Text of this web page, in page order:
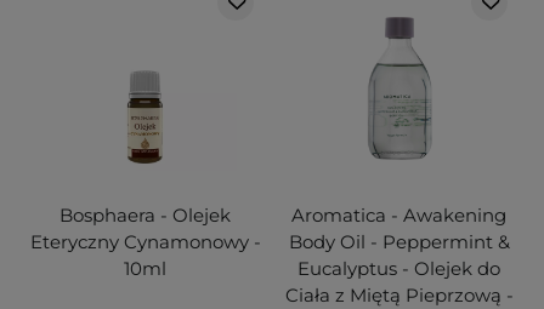
Bosphaera - Olejek
Eteryczny Cynamonowy -
10ml
Aromatica - Awakening
Body Oil - Peppermint &
Eucalyptus - Olejek do
Ciała z Miętą Pieprzową -